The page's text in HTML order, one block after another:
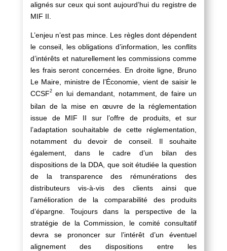
alignés sur ceux qui sont aujourd’hui du registre de
MIF II.
L’enjeu n’est pas mince. Les règles dont dépendent
le conseil, les obligations d’information, les conflits
d’intérêts et naturellement les commissions comme
les frais seront concernées. En droite ligne, Bruno
Le Maire, ministre de l’Économie, vient de saisir le
CCSF2en lui demandant, notamment, de faire un
bilan de la mise en œuvre de la réglementation
issue de MIF II sur l’offre de produits, et sur
l’adaptation souhaitable de cette réglementation,
notamment du devoir de conseil. Il souhaite
également, dans le cadre d’un bilan des
dispositions de la DDA, que soit étudiée la question
de la transparence des rémunérations des
distributeurs vis-à-vis des clients ainsi que
l’amélioration de la comparabilité des produits
d’épargne. Toujours dans la perspective de la
stratégie de la Commission, le comité consultatif
devra se prononcer sur l’intérêt d’un éventuel
alignement des dispositions entre les